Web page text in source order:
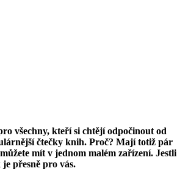
všechny, kteří si chtějí odpočinout od
čtečky knih. Proč? Mají totiž pár
mít v jednom malém zařízení. Jestli
přesně pro vás.